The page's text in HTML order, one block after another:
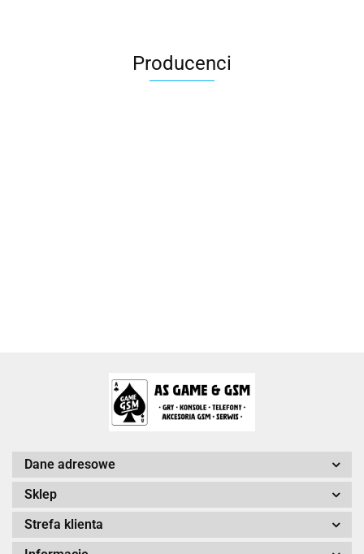
Producenci
Arc System Works Europe
Dane adresowe
Sklep
Strefa klienta